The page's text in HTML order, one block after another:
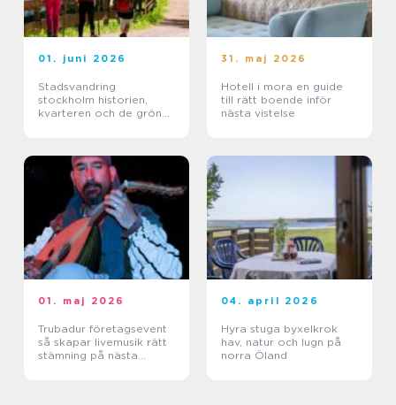
01. juni 2026
Stadsvandring
stockholm historien,
kvarteren och de gröna
31. maj 2026
Hotell i mora en guide
till rätt boende inför
nästa vistelse
01. maj 2026
Trubadur företagsevent
så skapar livemusik rätt
stämning på nästa
04. april 2026
Hyra stuga byxelkrok
hav, natur och lugn på
norra Öland